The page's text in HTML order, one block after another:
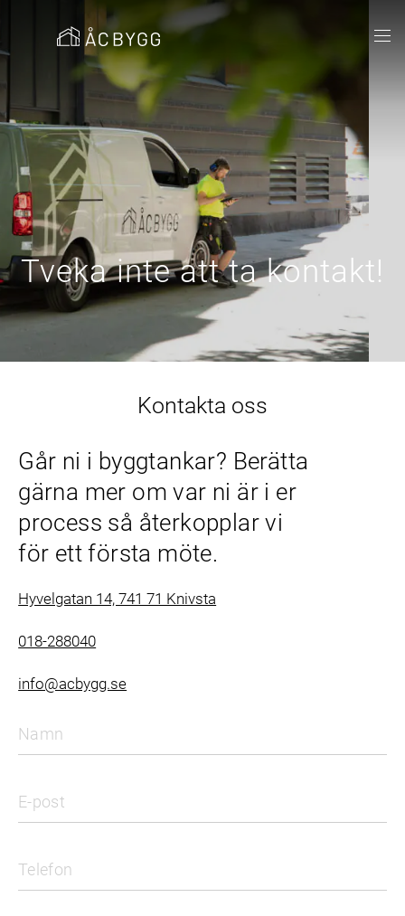
Tveka inte att ta kontakt!
Kontakta oss
Går ni i byggtankar? Berätta
gärna mer om var ni är i er
process så återkopplar vi
för ett första möte.
Hyvelgatan 14, 741 71 Knivsta
018-288040
info@acbygg.se